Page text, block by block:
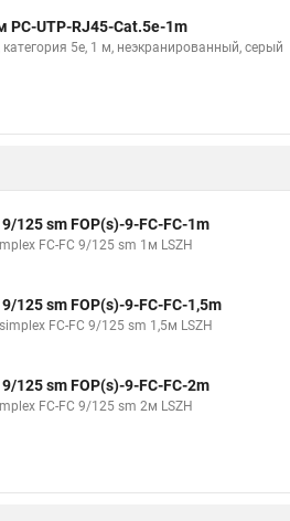
PC-UTP-RJ45-Cat.5e-1m
5e, 1 м, неэкранированный, серый
125 sm FOP(s)-9-FC-FC-1m
FC-FC 9/125 sm 1м LSZH
125 sm FOP(s)-9-FC-FC-1,5m
FC-FC 9/125 sm 1,5м LSZH
125 sm FOP(s)-9-FC-FC-2m
FC-FC 9/125 sm 2м LSZH